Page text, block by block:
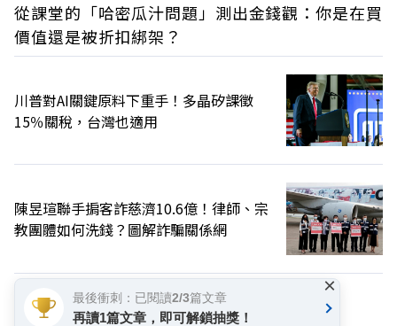
從課堂的「哈密瓜汁問題」測出金錢觀：你是在買
價值還是被折扣綁架？
川普對AI關鍵原料下重手！多晶矽課徵
15％關稅，台灣也適用
陳昱瑄聯手掮客詐慈濟10.6億！律師、宗
教團體如何洗錢？圖解詐騙關係網
換個主題看看
最後衝刺：已閱讀2/3篇文章
再讀1篇文章，即可解鎖抽獎！
×